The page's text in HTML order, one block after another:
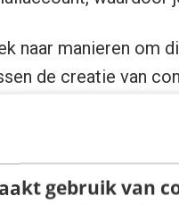
gebruik van
naar manieren om
de creatie van
bood daarvoor de
online shopping
consumenten